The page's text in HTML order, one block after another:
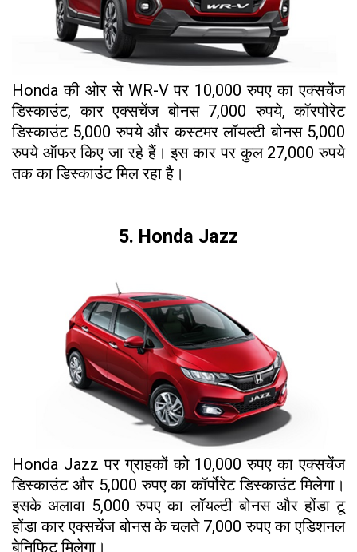
Honda की ओर से WR-V पर 10,000 रुपए का एक्सचेंज
डिस्काउंट, कार एक्सचेंज बोनस 7,000 रुपये, कॉरपोरेट
डिस्काउंट 5,000 रुपये और कस्टमर लॉयल्टी बोनस 5,000
रुपये ऑफर किए जा रहे हैं। इस कार पर कुल 27,000 रुपये
तक का डिस्काउंट मिल रहा है।
5. Honda Jazz
Honda Jazz पर ग्राहकों को 10,000 रुपए का एक्सचेंज
डिस्काउंट और 5,000 रुपए का कॉर्पोरेट डिस्काउंट मिलेगा।
इसके अलावा 5,000 रुपए का लॉयल्टी बोनस और होंडा टू
होंडा कार एक्सचेंज बोनस के चलते 7,000 रुपए का एडिशनल
बेनिफिट मिलेगा।